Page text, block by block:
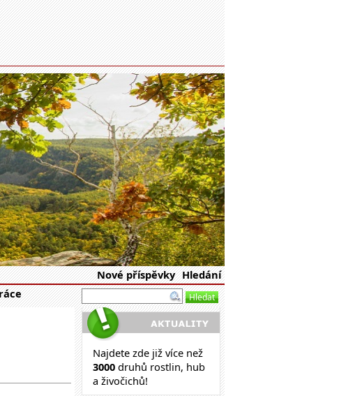
České republiky
Nové příspěvky Hledání
Najdete zde již více než
3000 druhů rostlin, hub
a živočichů!